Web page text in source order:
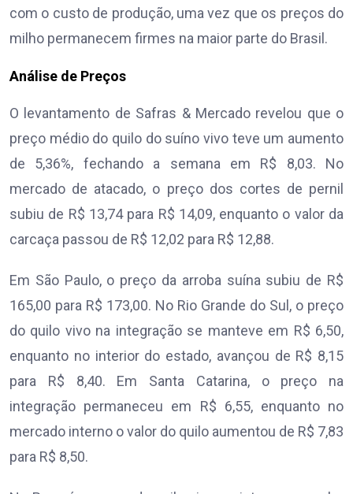
com o custo de produção, uma vez que os preços do
milho permanecem firmes na maior parte do Brasil.
Análise de Preços
O levantamento de Safras & Mercado revelou que o
preço médio do quilo do suíno vivo teve um aumento
de 5,36%, fechando a semana em R$ 8,03. No
mercado de atacado, o preço dos cortes de pernil
subiu de R$ 13,74 para R$ 14,09, enquanto o valor da
carcaça passou de R$ 12,02 para R$ 12,88.
Em São Paulo, o preço da arroba suína subiu de R$
165,00 para R$ 173,00. No Rio Grande do Sul, o preço
do quilo vivo na integração se manteve em R$ 6,50,
enquanto no interior do estado, avançou de R$ 8,15
para R$ 8,40. Em Santa Catarina, o preço na
integração permaneceu em R$ 6,55, enquanto no
mercado interno o valor do quilo aumentou de R$ 7,83
para R$ 8,50.